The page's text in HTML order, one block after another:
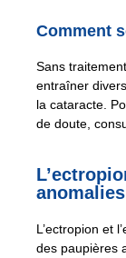
Comment
Sans
entraîner
la cataracte.
de doute,
L’ectropion et
des paupières